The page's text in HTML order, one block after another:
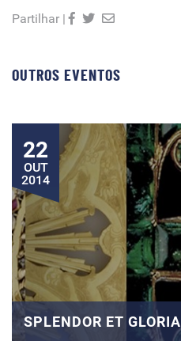
Partilhar |
OUTROS EVENTOS
22
OUT
2014
SPLENDOR ET GLORIA